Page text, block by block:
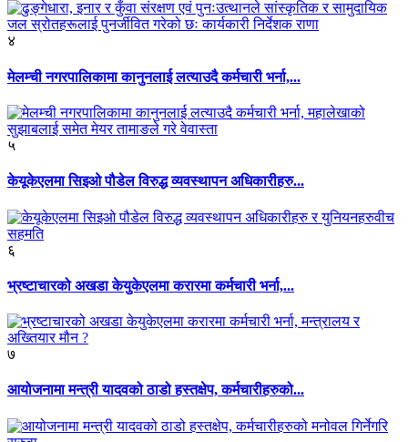
४
मेलम्ची नगरपालिकामा कानुनलाई लत्याउदै कर्मचारी भर्ना,...
५
केयूकेएलमा सिइओ पौडेल विरुद्ध व्यवस्थापन अधिकारीहरु...
६
भ्रष्टाचारको अखडा केयुकेएलमा करारमा कर्मचारी भर्ना,...
७
आयोजनामा मन्त्री यादवको ठाडो हस्तक्षेप, कर्मचारीहरुको...